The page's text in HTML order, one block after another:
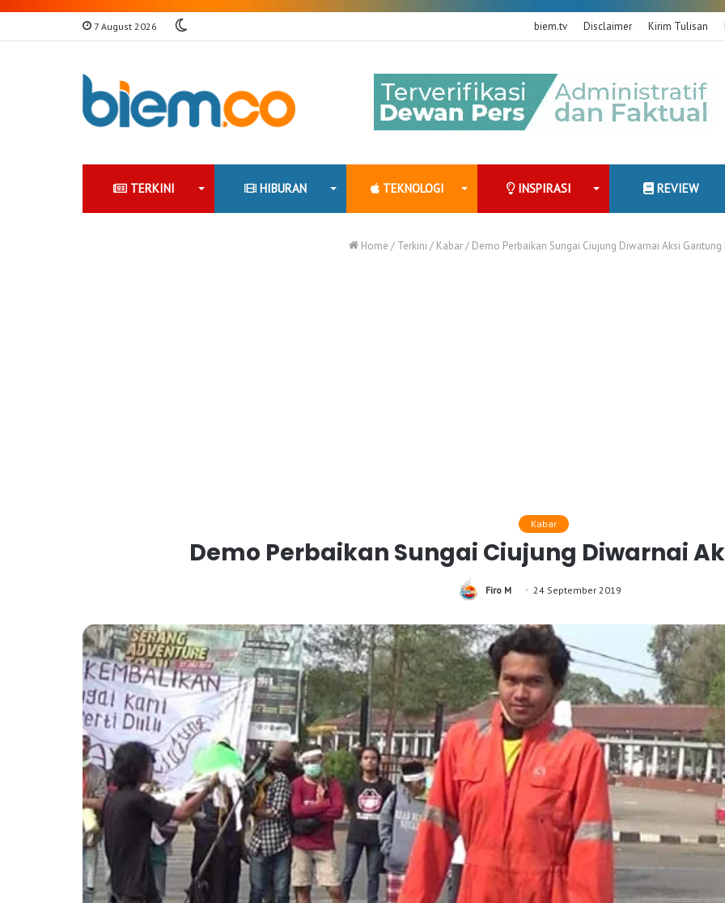
7 August 2026 biem.tv Disclaimer Kirim Tulisan
TERKINI HIBURAN TEKNOLOGI INSPIRASI REVIEW
Home / Terkini / Kabar / Demo Perbaikan Sungai Ciujung Diwarnai Aksi Gantung
Kabar
Demo Perbaikan Sungai Ciujung Diwarnai
Firo M 24 September 2019